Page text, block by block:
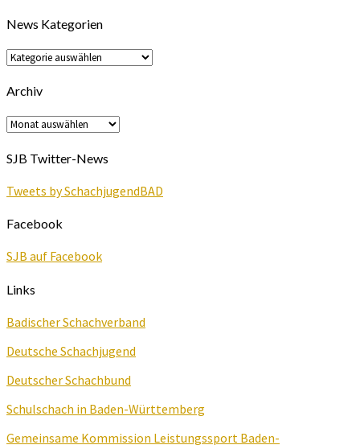
News Kategorien
News
Kategorien
Archiv
Archiv
SJB Twitter-News
Tweets by SchachjugendBAD
Facebook
SJB auf Facebook
Links
Badischer Schachverband
Deutsche Schachjugend
Deutscher Schachbund
Schulschach in Baden-Württemberg
Gemeinsame Kommission Leistungssport Baden-